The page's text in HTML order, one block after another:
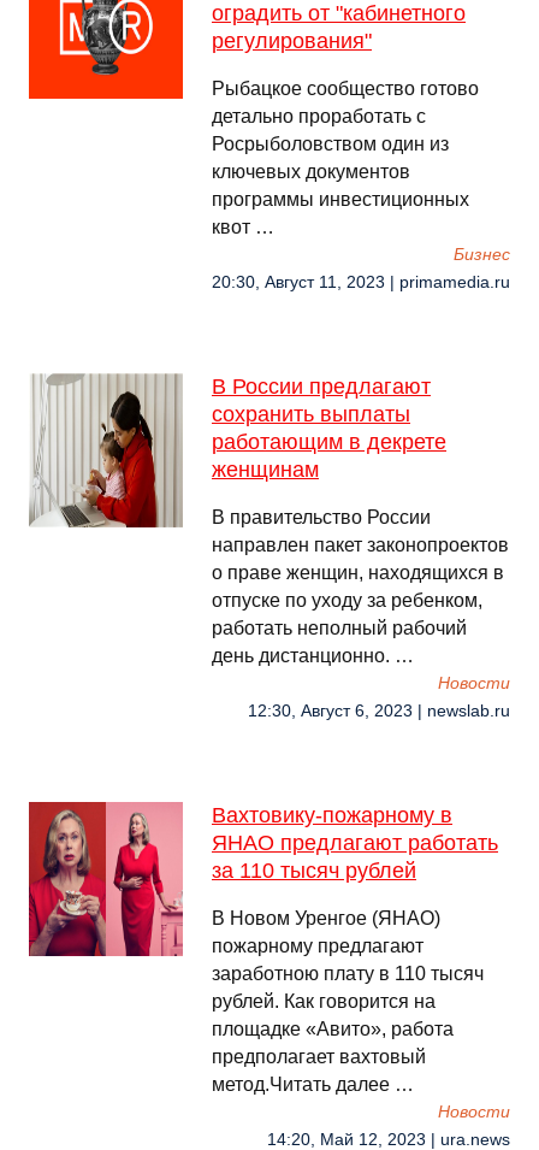
оградить от "кабинетного
регулирования"
Рыбацкое сообщество готово
детально проработать с
Росрыболовством один из
ключевых документов
программы инвестиционных
квот …
Бизнес
20:30, Август 11, 2023 | primamedia.ru
В России предлагают
сохранить выплаты
работающим в декрете
женщинам
В правительство России
направлен пакет законопроектов
о праве женщин, находящихся в
отпуске по уходу за ребенком,
работать неполный рабочий
день дистанционно. …
Новости
12:30, Август 6, 2023 | newslab.ru
Вахтовику-пожарному в
ЯНАО предлагают работать
за 110 тысяч рублей
В Новом Уренгое (ЯНАО)
пожарному предлагают
заработною плату в 110 тысяч
рублей. Как говорится на
площадке «Авито», работа
предполагает вахтовый
метод.Читать далее …
Новости
14:20, Май 12, 2023 | ura.news